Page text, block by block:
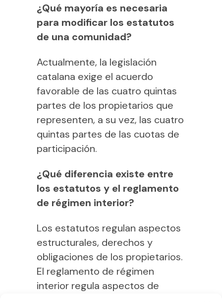
¿Qué mayoría es necesaria
para modificar los estatutos
de una comunidad?
Actualmente, la legislación
catalana exige el acuerdo
favorable de las cuatro quintas
partes de los propietarios que
representen, a su vez, las cuatro
quintas partes de las cuotas de
participación.
¿Qué diferencia existe entre
los estatutos y el reglamento
de régimen interior?
Los estatutos regulan aspectos
estructurales, derechos y
obligaciones de los propietarios.
El reglamento de régimen
interior regula aspectos de